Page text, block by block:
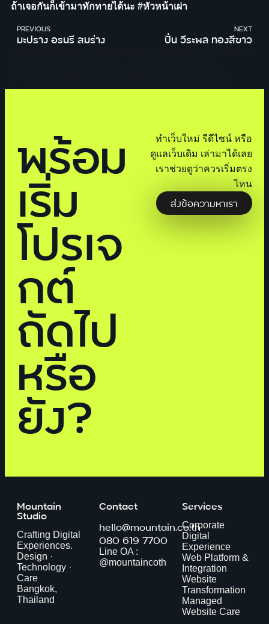
ถ้าเจอกันก็เข้ามาทักทายได้นะ #หัวหน้าเผ่า
PREVIOUS
มะปราง อรนรี สมร่าง
NEXT
ปั่น วีระพล ทองสีขาว
พร้อม
เริ่ม
โปรเจ
กต์
ถัดไป
หรือ
ยัง?
ทำเว็บใหม่ รีดีไซน์ หรือ
ดูแลเว็บเดิม เล่ามาได้เลย
เราช่วยดูว่าควรเริ่มตรง
ไหน
ส่งข้อความหาเรา
Mountain
Studio
Crafting Digital
Experiences.
Design ·
Technology ·
Care
Bangkok,
Thailand
Contact
hello@mountain.co.th
080 619 7700
Line OA :
@mountaincoth
Services
Corporate
Digital
Experience
Web Platform &
Integration
Website
Transformation
Managed
Website Care